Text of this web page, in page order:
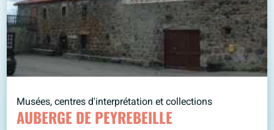
Musées, centres d'interprétation et collections
AUBERGE DE PEYREBEILLE